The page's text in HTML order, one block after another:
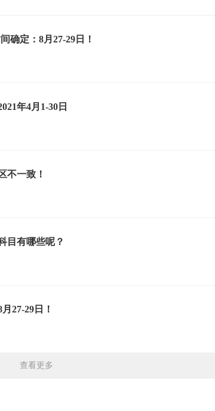
确定：8月27-29日！
年4月1-30日
不一致！
目有哪些呢？
27-29日！
查看更多